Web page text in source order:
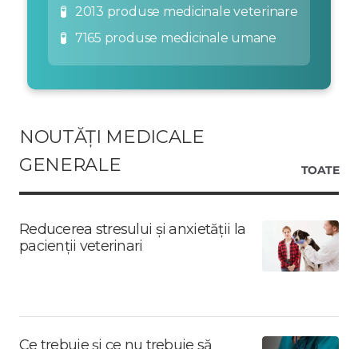
🧪 2013 produse medicinale veterinare
🧪 7165 produse medicinale umane
NOUTĂȚI MEDICALE
GENERALE
TOATE
Reducerea stresului și anxietății la
pacienții veterinari
Ce trebuie și ce nu trebuie să